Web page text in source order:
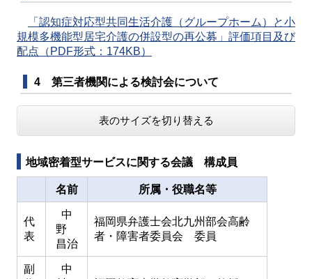
「認知症対応型共同生活介護（グループホーム）と小
規模多機能型居宅介護の併設型の再公募」評価項目及び
配点（PDF形式：174KB）
4 第三者機関による検討会について
表のサイズを切り替える
地域密着型サービスに関する会議 構成員
名前 所属・役職名等
代
表
中
野
昌治
福岡県弁護士会北九州部会高齢
者・障害者委員会 委員
副
中